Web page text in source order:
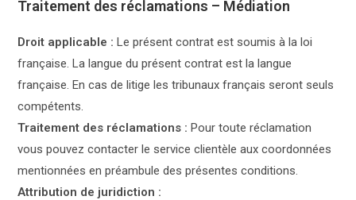
Traitement des réclamations – Médiation
Droit applicable : Le présent contrat est soumis à la loi
française. La langue du présent contrat est la langue
française. En cas de litige les tribunaux français seront seuls
compétents.
Traitement des réclamations : Pour toute réclamation
vous pouvez contacter le service clientèle aux coordonnées
mentionnées en préambule des présentes conditions.
Attribution de juridiction :